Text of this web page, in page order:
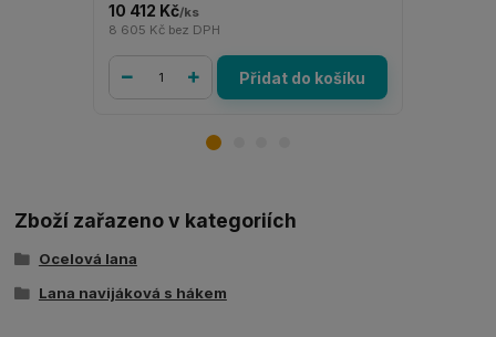
10 412 Kč/ks
8 605 Kč bez DPH
Přidat do košíku
Zboží zařazeno v kategoriích
Ocelová lana
Lana navijáková s hákem